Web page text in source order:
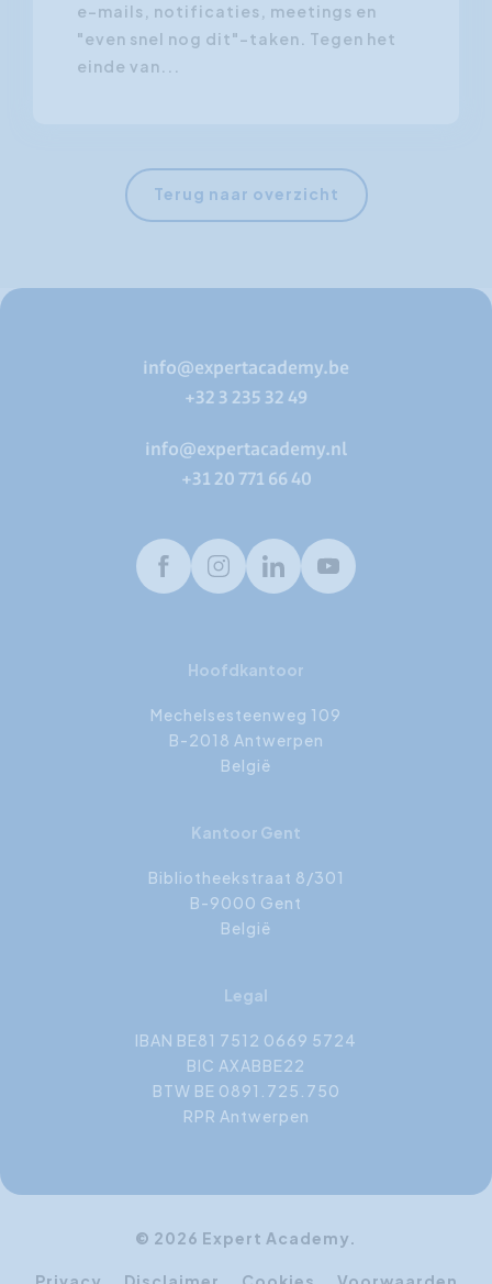
e-mails, notificaties, meetings en
"even snel nog dit"-taken. Tegen het
einde van...
Terug naar overzicht
info@expertacademy.be
+32 3 235 32 49
info@expertacademy.nl
+31 20 771 66 40
FacebookInstagramLinkedInYoutube
Hoofdkantoor
Mechelsesteenweg 109
B-2018 Antwerpen
België
Kantoor Gent
Bibliotheekstraat 8/301
B-9000 Gent
België
Legal
IBAN BE81 7512 0669 5724
BIC AXABBE22
BTW BE 0891.725.750
RPR Antwerpen
© 2026 Expert Academy.